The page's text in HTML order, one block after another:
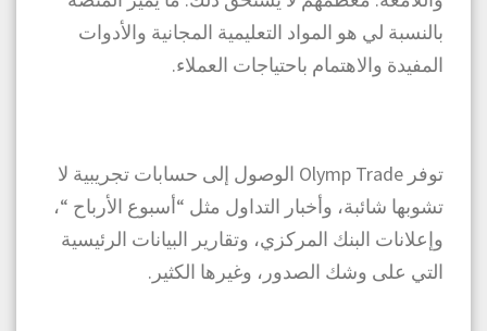
بالنسبة لي هو المواد التعليمية المجانية والأدوات
المفيدة والاهتمام باحتياجات العملاء.
توفر Olymp Trade الوصول إلى حسابات تجريبية لا
تشوبها شائبة، وأخبار التداول مثل “أسبوع الأرباح “،
وإعلانات البنك المركزي، وتقارير البيانات الرئيسية
التي على وشك الصدور، وغيرها الكثير.